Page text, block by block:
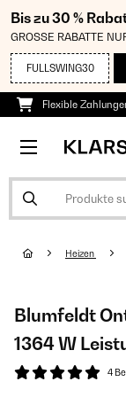
Bis zu 30 %
GROSSE RABATTE
FULLSWING30
Flexible
Heizen
Blumfeldt
1364 W
4